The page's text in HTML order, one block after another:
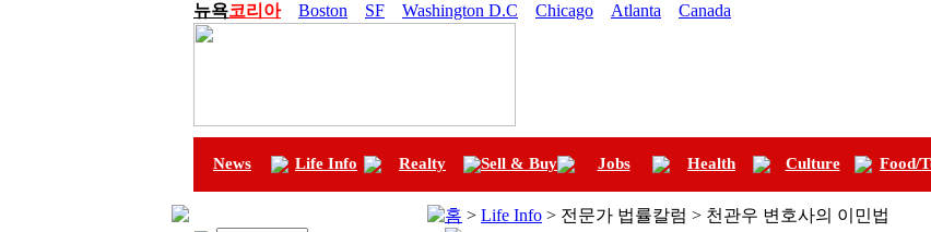
뉴욕코리아 Boston SF Washington D.C Chicago Atlanta Canada
News Life Info Realty Sell & Buy Jobs Health Culture Food/
홈 > Life Info > 전문가 법률칼럼 > 천관우 변호사의 이민법